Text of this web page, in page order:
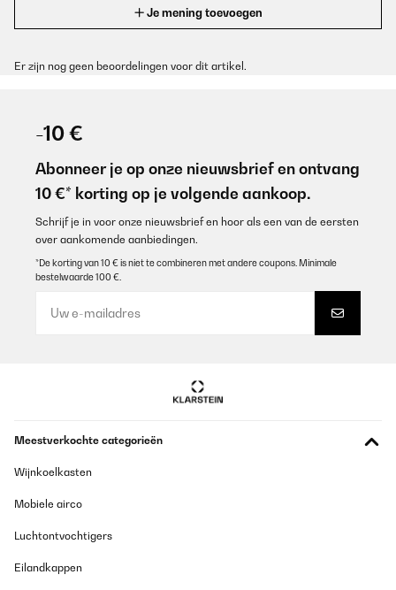
Je mening toevoegen
Er zijn nog geen beoordelingen voor dit artikel.
-10 €
Abonneer je op onze nieuwsbrief en ontvang
10 €* korting op je volgende aankoop.
Schrijf je in voor onze nieuwsbrief en hoor als een van de eersten
over aankomende aanbiedingen.
*De korting van 10 € is niet te combineren met andere coupons. Minimale
bestelwaarde 100 €.
Meestverkochte categorieën
Wijnkoelkasten
Mobiele airco
Luchtontvochtigers
Eilandkappen